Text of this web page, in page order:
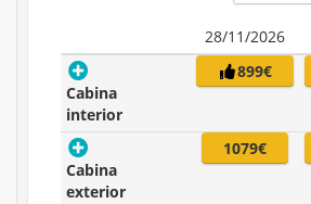
28/11/2026
Cabina
interior
899€
Cabina
exterior
1079€